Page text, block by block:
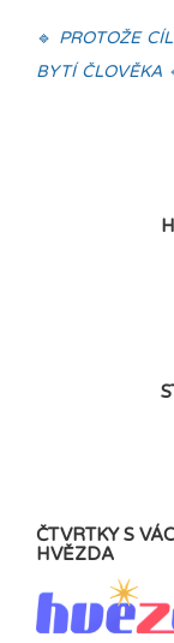
🔹 PROTOŽE
BYTÍ ČLOVĚKA
ČTVRTKY S
HVĚZDA